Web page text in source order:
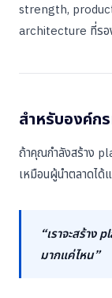
strength,
architecture ที่รอ
สำหรับองค์ก
ถ้าคุณกำลังสร้าง
เหมือนผู้นำตลาดได้
“เราจะสร้าง
มากแค่ไหน”